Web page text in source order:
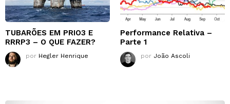
TUBARÕES EM PRIO3 E
RRRP3 – O QUE FAZER?
por Hegler Henrique
Performance Relativa –
Parte 1
por João Ascoli